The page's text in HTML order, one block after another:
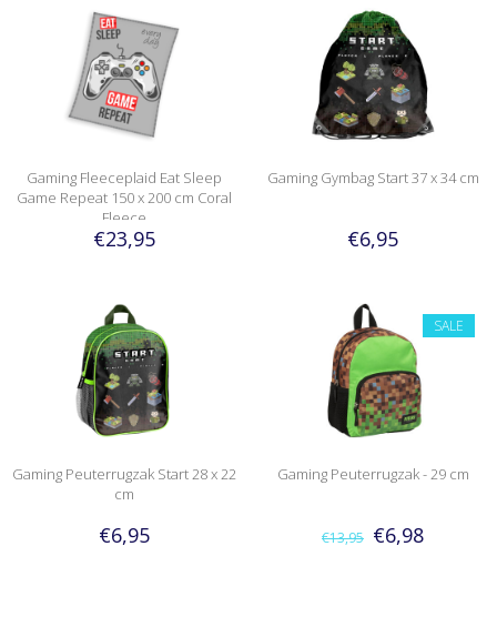
Gaming Fleeceplaid Eat Sleep
Game Repeat 150 x 200 cm Coral
Fleece
€23,95
Gaming Gymbag Start 37 x 34 cm
€6,95
Gaming Peuterrugzak Start 28 x 22
cm
€6,95
SALE
Gaming Peuterrugzak - 29 cm
€13,95 €6,98